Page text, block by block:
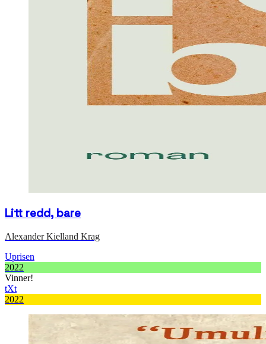
Litt redd, bare
Alexander Kielland Krag
Uprisen
2022
Vinner!
tXt
2022